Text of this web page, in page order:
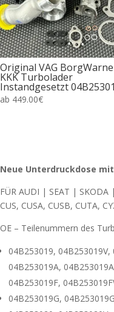
Original VAG
KKK Turbolader
Instandgesetzt
ab 449.00€
Neue Unterdruckdose
FÜR AUDI | SEAT |
CUS, CUSA, CUSB, CUTA,
OE – Teilenummern des
04B253019, 04B253019V,
04B253019A,
04B253019F,
04B253019G,